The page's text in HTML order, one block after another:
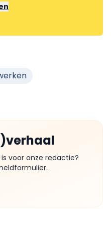
voor onze redactie?